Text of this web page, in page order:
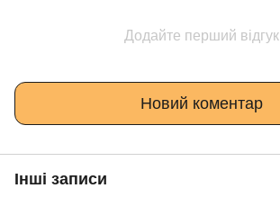
Додайте перший відгук
Новий коментар
Інші записи